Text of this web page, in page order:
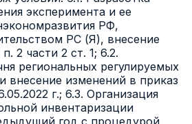
эксперимента и ее
РФ,
РС (Я), внесение
2 части 2 ст. 1; 6.2.
региональных регулируемых
внесение изменений в приказ
г.; 6.3. Организация
инвентаризации
год с процедурой